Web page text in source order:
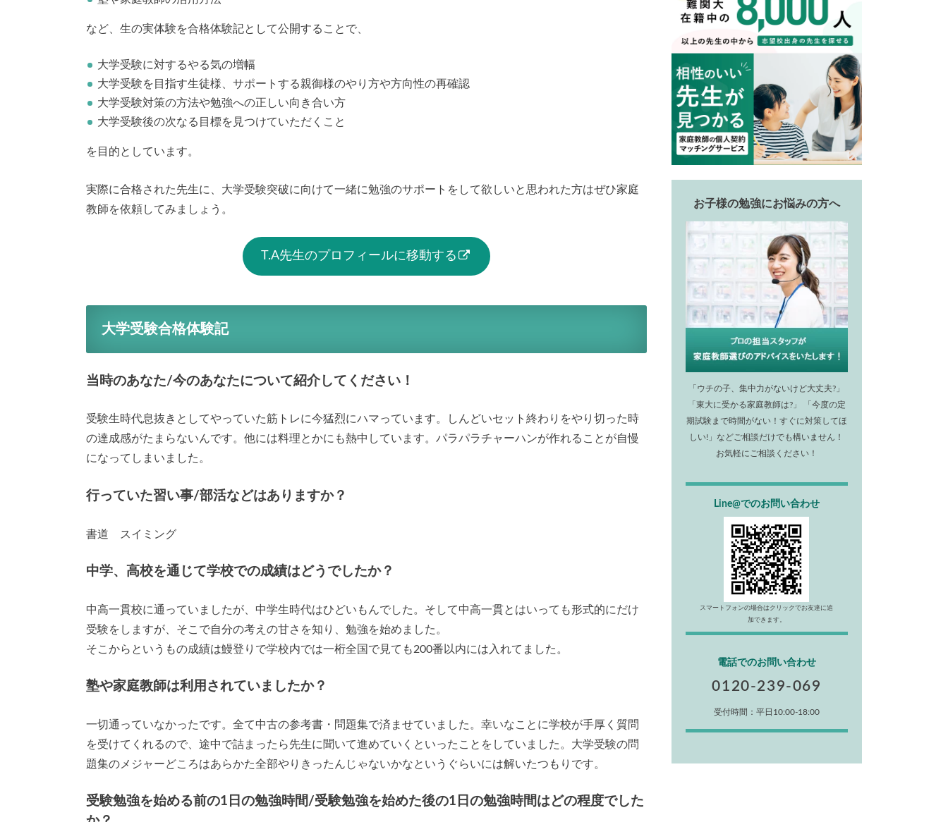
など、生の実体験を合格体験記として公開することで、
大学受験に対するやる気の増幅
大学受験を目指す生徒様、サポートする親御様のやり方や方向性の再確認
大学受験対策の方法や勉強への正しい向き合い方
大学受験後の次なる目標を見つけていただくこと
を目的としています。
実際に合格された先生に、大学受験突破に向けて一緒に勉強のサポートをして欲しいと思われた方はぜひ家庭
教師を依頼してみましょう。
T.A先生のプロフィールに移動する
大学受験合格体験記
当時のあなた/今のあなたについて紹介してください！
受験生時代息抜きとしてやっていた筋トレに今猛烈にハマっています。しんどいセット終わりをやり切った時
の達成感がたまらないんです。他には料理とかにも熱中しています。パラパラチャーハンが作れることが自慢
になってしまいました。
行っていた習い事/部活などはありますか？
書道 スイミング
中学、高校を通じて学校での成績はどうでしたか？
中高一貫校に通っていましたが、中学生時代はひどいもんでした。そして中高一貫とはいっても形式的にだけ
受験をしますが、そこで自分の考えの甘さを知り、勉強を始めました。
そこからというもの成績は鰻登りで学校内では一桁全国で見ても200番以内には入れてました。
塾や家庭教師は利用されていましたか？
一切通っていなかったです。全て中古の参考書・問題集で済ませていました。幸いなことに学校が手厚く質問
を受けてくれるので、途中で詰まったら先生に聞いて進めていくといったことをしていました。大学受験の問
題集のメジャーどころはあらかた全部やりきったんじゃないかなというぐらいには解いたつもりです。
受験勉強を始める前の1日の勉強時間/受験勉強を始めた後の1日の勉強時間はどの程度でした
お子様の勉強にお悩みの方へ
「ウチの子、集中力がないけど大丈夫?」
「東大に受かる家庭教師は?」 「今度の定
期試験まで時間がない！すぐに対策してほ
しい!」などご相談だけでも構いません！
お気軽にご相談ください！
Line@でのお問い合わせ
スマートフォンの場合はクリックでお友達に追
加できます。
電話でのお問い合わせ
0120-239-069
受付時間：平日10:00-18:00